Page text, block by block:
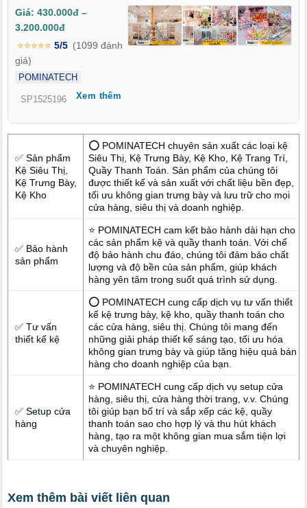
hàng chuyên nghiệp, gọn gàng và dễ tiếp cận hơn. Nhờ bố trí
thông minh và thiết kế tối ưu, hệ thống kệ góp phần cải thiện
hình ảnh, thúc đẩy hành vi mua sắm và tăng doanh thu ổn
Giá: 430.000đ –
3.200.000đ
⭐⭐⭐⭐⭐ 5/5 (1099 đánh
giá)
POMINATECH
SP1525196 Xem thêm
✅ Sản phẩm
Kệ Siêu Thị,
Kệ Trưng Bày,
Kệ Kho
⭕ POMINATECH chuyên sản xuất các loại kệ
Siêu Thị, Kệ Trưng Bày, Kệ Kho, Kệ Trang Trí,
Quầy Thanh Toán. Sản phẩm của chúng tôi
được thiết kế và sản xuất với chất liệu bền đẹp,
tối ưu không gian trưng bày và lưu trữ cho mọi
cửa hàng, siêu thị và doanh nghiệp.
✅ Bảo hành
sản phẩm
⭐ POMINATECH cam kết bảo hành dài hạn cho
các sản phẩm kệ và quầy thanh toán. Với chế
độ bảo hành chu đáo, chúng tôi đảm bảo chất
lượng và độ bền của sản phẩm, giúp khách
hàng yên tâm trong suốt quá trình sử dụng.
✅ Tư vấn
thiết kế kệ
⭕ POMINATECH cung cấp dịch vụ tư vấn thiết
kế kệ trưng bày, kệ kho, quầy thanh toán cho
các cửa hàng, siêu thị. Chúng tôi mang đến
những giải pháp thiết kế sáng tạo, tối ưu hóa
không gian trưng bày và giúp tăng hiệu quả bán
hàng cho doanh nghiệp của bạn.
✅ Setup cửa
hàng
⭐ POMINATECH cung cấp dịch vụ setup cửa
hàng, siêu thị, cửa hàng thời trang, v.v. Chúng
tôi giúp bạn bố trí và sắp xếp các kệ, quầy
thanh toán sao cho hợp lý và thu hút khách
hàng, tạo ra một không gian mua sắm tiện lợi
và chuyên nghiệp.
Xem thêm bài viết liên quan